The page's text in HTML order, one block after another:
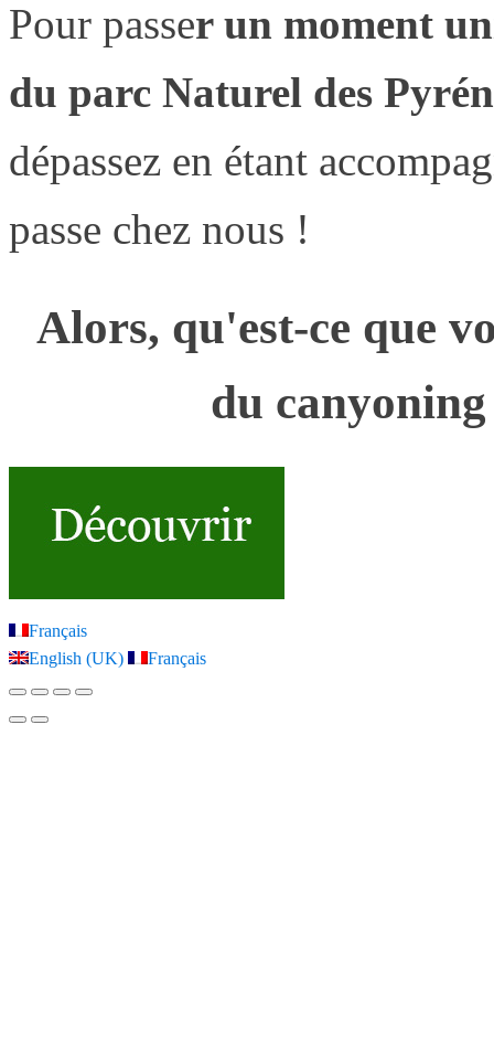
Pour passer un moment
du parc Naturel des
dépassez en étant
passe chez nous !
Alors, qu'est-ce que
du canyoning
Français
English (UK)
Français